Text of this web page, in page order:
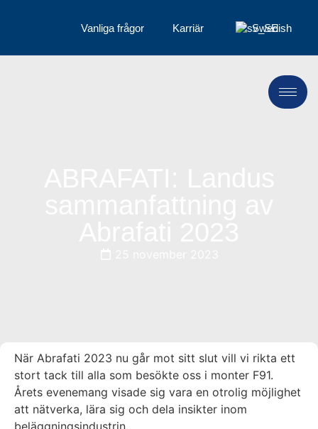
Vanliga frågor Karriär Swedish
När Abrafati 2023 nu går mot sitt slut vill vi rikta ett
stort tack till alla som besökte oss i monter F91.
Årets evenemang visade sig vara en otrolig möjlighet
att nätverka, lära sig och dela insikter inom
beläggningsindustrin.